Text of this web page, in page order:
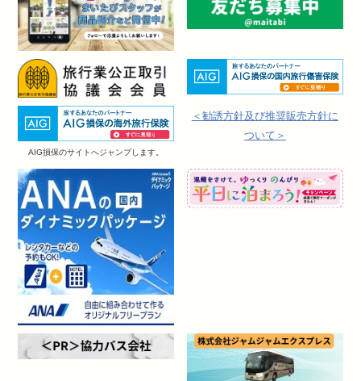
AIG損保のサイトへジャンプします。
＜勧誘方針及び推奨販売方針に
ついて＞